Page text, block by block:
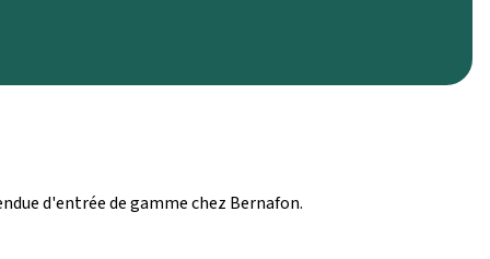
d'entrée de gamme chez Bernafon.